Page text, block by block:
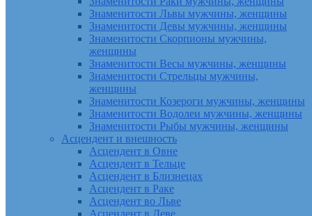
Знаменитости Львы мужчины, женщины
Знаменитости Девы мужчины, женщины
Знаменитости Скорпионы мужчины,
женщины
Знаменитости Весы мужчины, женщины
Знаменитости Стрельцы мужчины,
женщины
Знаменитости Козероги мужчины, женщины
Знаменитости Водолеи мужчины, женщины
Знаменитости Рыбы мужчины, женщины
Асцендент и внешность
Асцендент в Овне
Асцендент в Тельце
Асцендент в Близнецах
Асцендент в Раке
Асцендент во Льве
Асцендент в Деве